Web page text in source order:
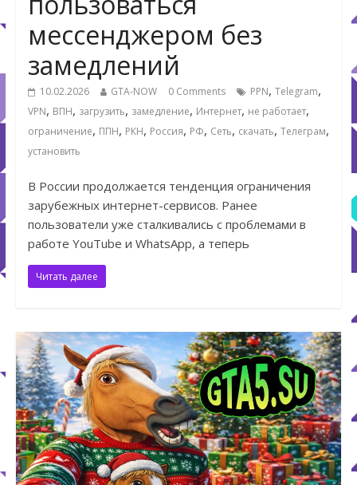
мессенджером без
замедлений
10.02.2026 GTA-NOW 0 Comments PPN, Telegram,
VPN, ВПН, загрузить, замедление, Интернет, не работает,
ограничение, ППН, РКН, Россия, РФ, Сеть, скачать, Телеграм,
установить
В России продолжается тенденция ограничения
зарубежных интернет-сервисов. Ранее
пользователи уже сталкивались с проблемами в
работе YouTube и WhatsApp, а теперь
Читать далее